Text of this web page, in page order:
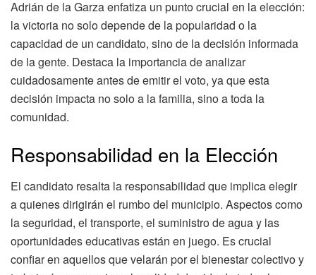
Adrián de la Garza enfatiza un punto crucial en la elección:
la victoria no solo depende de la popularidad o la
capacidad de un candidato, sino de la decisión informada
de la gente. Destaca la importancia de analizar
cuidadosamente antes de emitir el voto, ya que esta
decisión impacta no solo a la familia, sino a toda la
comunidad.
Responsabilidad en la Elección
El candidato resalta la responsabilidad que implica elegir
a quienes dirigirán el rumbo del municipio. Aspectos como
la seguridad, el transporte, el suministro de agua y las
oportunidades educativas están en juego. Es crucial
confiar en aquellos que velarán por el bienestar colectivo y